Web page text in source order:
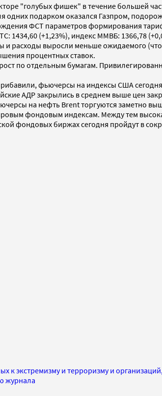
"голубых фишек" в течение большей
одних подарком оказался Газпром,
ФСТ параметров формирования
1434,60 (+1,23%), индекс ММВБ: 1366,78
и расходы выросли меньше ожидаемого
процентных ставок.
по отдельным бумагам.
фьючерсы на индексы США
АДР закрылись в среднем выше цен
на нефть Brent торгуются заметно
фондовым индексам. Между тем
фондовых биржах сегодня пройдут в
к экстремизму и терроризму и
журнала